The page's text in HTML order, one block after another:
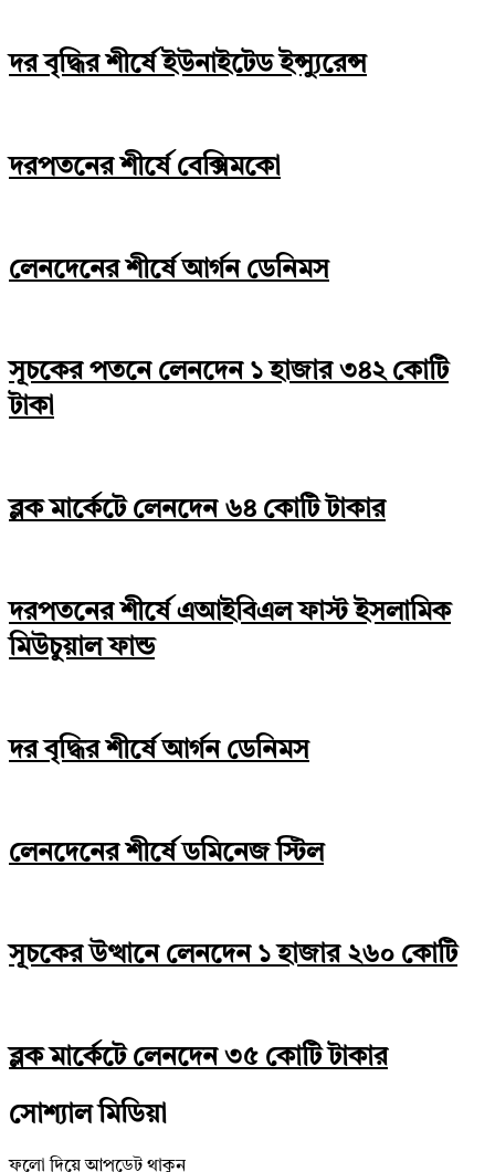
দর বৃদ্ধির শীর্ষে ইউনাইটেড ইন্স্যুরেন্স
দরপতনের শীর্ষে বেক্সিমকো
লেনদেনের শীর্ষে আর্গন ডেনিমস
সূচকের পতনে লেনদেন ১ হাজার ৩৪২ কোটি
টাকা
ব্লক মার্কেটে লেনদেন ৬৪ কোটি টাকার
দরপতনের শীর্ষে এআইবিএল ফাস্ট ইসলামিক
মিউচুয়াল ফান্ড
দর বৃদ্ধির শীর্ষে আর্গন ডেনিমস
লেনদেনের শীর্ষে ডমিনেজ স্টিল
সূচকের উত্থানে লেনদেন ১ হাজার ২৬০ কোটি
ব্লক মার্কেটে লেনদেন ৩৫ কোটি টাকার
সোশ্যাল মিডিয়া
ফলো দিয়ে আপডেট থাকুন